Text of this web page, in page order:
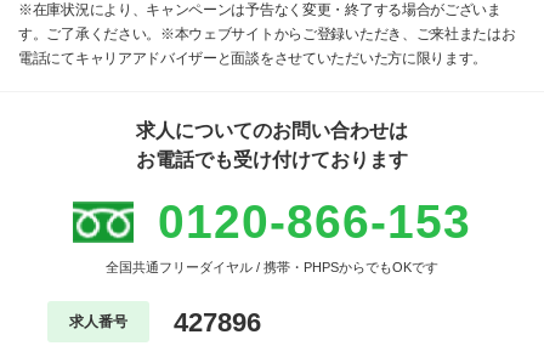
※在庫状況により、キャンペーンは予告なく変更・終了する場合がございま
す。ご了承ください。※本ウェブサイトからご登録いただき、ご来社またはお
電話にてキャリアアドバイザーと面談をさせていただいた方に限ります。
求人についてのお問い合わせは
お電話でも受け付けております
0120-866-153
全国共通フリーダイヤル / 携帯・PHPSからでもOKです
求人番号 427896